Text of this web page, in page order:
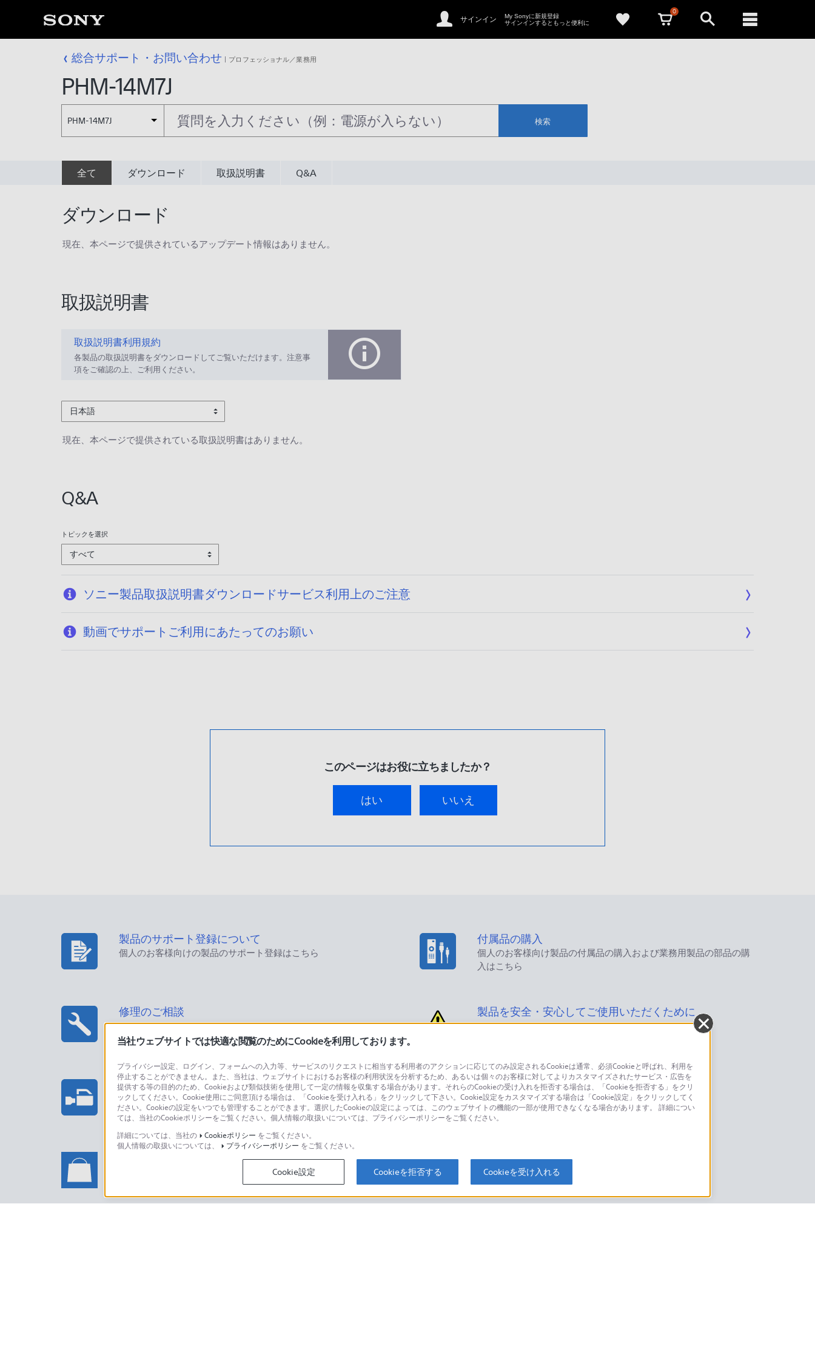
サインイン
My Sonyに新規登録
サインインするともっと便利に
0
総合サポート・お問い合わせ プロフェッショナル／業務用
PHM-14M7J
PHM-14M7J 検索
全て ダウンロード 取扱説明書 Q&A
ダウンロード
現在、本ページで提供されているアップデート情報はありません。
取扱説明書
取扱説明書利用規約
各製品の取扱説明書をダウンロードしてご覧いただけます。注意事
項をご確認の上、ご利用ください。
日本語
現在、本ページで提供されている取扱説明書はありません。
Q&A
トピックを選択
すべて
ソニー製品取扱説明書ダウンロードサービス利用上のご注意
動画でサポートご利用にあたってのお願い
このページはお役に立ちましたか？
はい いいえ
製品のサポート登録について
個人のお客様向けの製品のサポート登録はこちら
付属品の購入
個人のお客様向け製品の付属品の購入および業務用製品の部品の購
入はこちら
修理のご相談 製品を安全・安心してご使用いただくために
プロフェッショナル/業務用製品に関するお問い合わせ
法人のお客様はこちら
製品に関するお問い合わせ
個人のお客様はこちら
ソニーストアでのお買い物に関するご利用ガイド・お問
ソニーストアのご利用方法・サービスに関してのご案内はこちら
海外仕様製品
オーバーシーズモデルに関してのご案内はこちら
当社ウェブサイトでは快適な閲覧のためにCookieを利用しております。
プライバシー設定、ログイン、フォームへの入力等、サービスのリクエストに相当する利用者のアクションに応じてのみ設定されるCookieは通常、必須Cookieと呼ばれ、利用を
停止することができません。また、当社は、ウェブサイトにおけるお客様の利用状況を分析するため、あるいは個々のお客様に対してよりカスタマイズされたサービス・広告を
提供する等の目的のため、Cookieおよび類似技術を使用して一定の情報を収集する場合があります。それらのCookieの受け入れを拒否する場合は、「Cookieを拒否する」をクリ
ックしてください。Cookie使用にご同意頂ける場合は、「Cookieを受け入れる」をクリックして下さい。Cookie設定をカスタマイズする場合は「Cookie設定」をクリックしてく
ださい。Cookieの設定をいつでも管理することができます。選択したCookieの設定によっては、このウェブサイトの機能の一部が使用できなくなる場合があります。 詳細につい
ては、当社のCookieポリシーをご覧ください。個人情報の取扱いについては、プライバシーポリシーをご覧ください。
詳細については、当社の
Cookieポリシー をご覧ください。
個人情報の取扱いについては、
プライバシーポリシー をご覧ください。
Cookie設定 Cookieを拒否する Cookieを受け入れる